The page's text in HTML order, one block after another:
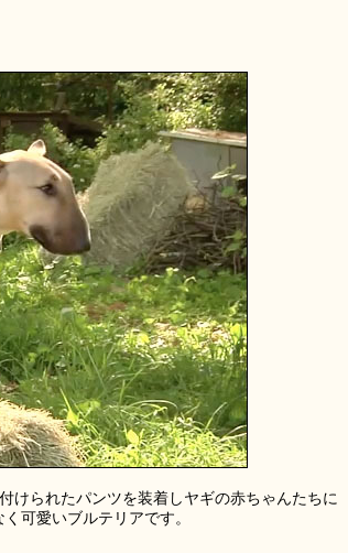
けられたパンツを装着しヤギの赤ちゃんたちに
可愛いブルテリアです。